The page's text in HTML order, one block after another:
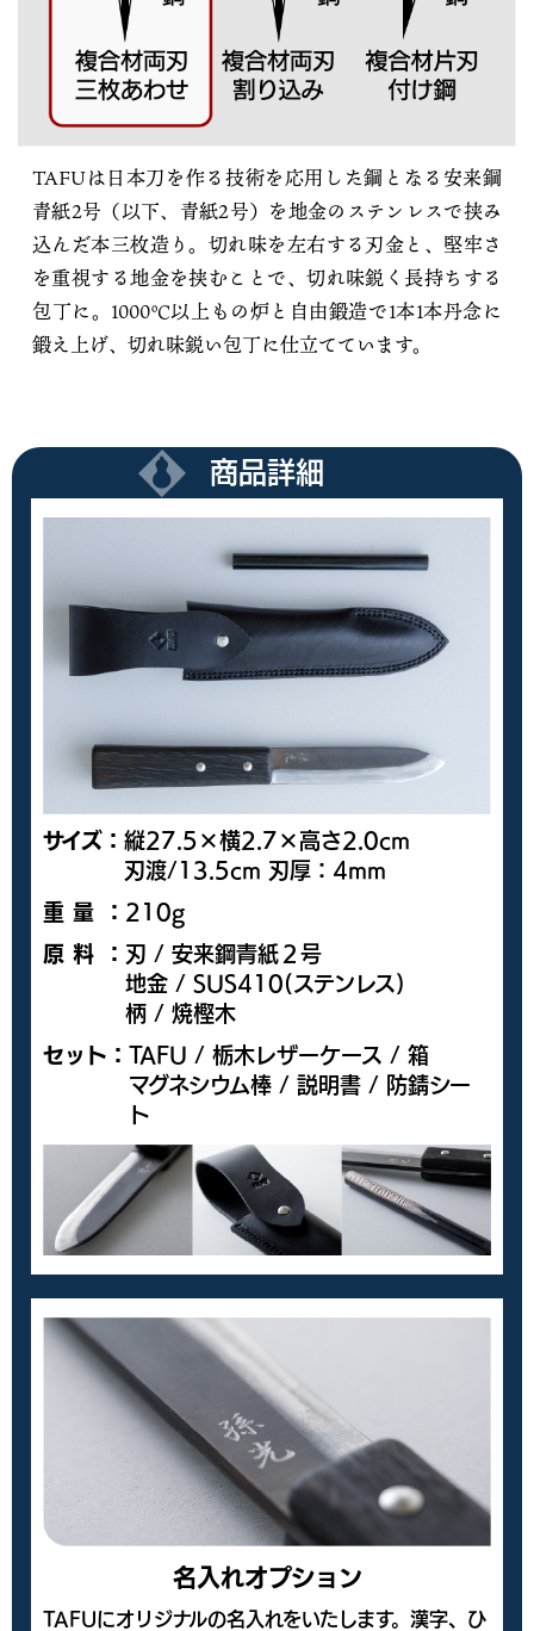
TAFUは日本刀を作る技術を応用した鋼となる安来鋼
青紙2号（以下、青紙2号）を地金のステンレスで挟み
込んだ本三枚造り。切れ味を左右する刃金と、堅牢さ
を重視する地金を挟むことで、切れ味鋭く長持ちする
包丁に。1000℃以上もの炉と自由鍛造で1本1本丹念に
鍛え上げ、切れ味鋭い包丁に仕立てています。
商品詳細
サイズ： 縦27.5×横2.7×高さ2.0cm
刃渡/13.5cm 刃厚：4mm
重量
： 210g
原料
： 刃 / 安来鋼青紙２号
地金 / SUS410(ステンレス)
柄 / 焼樫木
セット： TAFU / 栃木レザーケース / 箱
マグネシウム棒 / 説明書 / 防錆シー
ト
名入れオプション
TAFUにオリジナルの名入れをいたします。漢字、ひ